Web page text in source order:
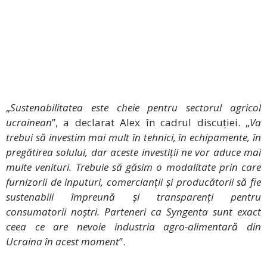
„Sustenabilitatea este cheie pentru sectorul agricol
ucrainean”, a declarat Alex în cadrul discuției. „Va
trebui să investim mai mult în tehnici, în echipamente, în
pregătirea solului, dar aceste investiții ne vor aduce mai
multe venituri. Trebuie să găsim o modalitate prin care
furnizorii de inputuri, comercianții și producătorii să fie
sustenabili împreună și transparenți pentru
consumatorii noștri. Parteneri ca Syngenta sunt exact
ceea ce are nevoie industria agro-alimentară din
Ucraina în acest moment”.